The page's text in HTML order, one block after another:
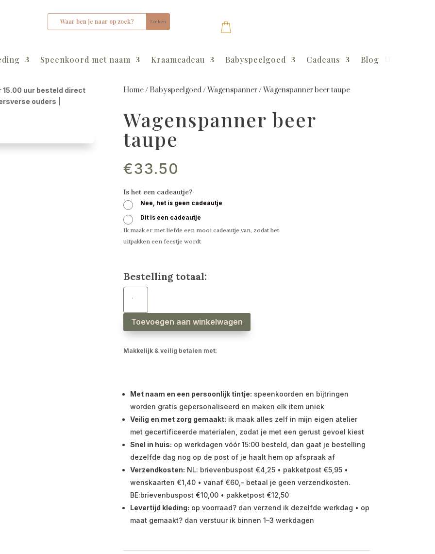
Speenkoord met naam Kraamcadeau Babyspeelgoed Cadeaus Blog
uur besteld direct
ouders |
Home/ Babyspeelgoed/Wagenspanner/Wagenspanner beer taupe
Wagenspanner beer
taupe
€33.50
Is het een cadeautje?
Nee, het is geen cadeautje
Dit is een cadeautje
Ik maak er met liefde een mooi cadeautje van, zodat het
uitpakken een feestje wordt
Bestelling totaal:
Wagenspanner
taupe
Toevoegen aan winkelwagen
Makkelijk & veilig betalen met:
Met naam en een persoonlijk tintje: speenkoorden en bijtringen
worden gratis gepersonaliseerd en maken elk item uniek
Veilig en met zorg gemaakt: ik maak alles zelf in mijn eigen atelier
met gecertificeerde materialen, zodat je met een gerust gevoel kiest
Snel in huis: op werkdagen vóór 15:00 besteld, dan gaat je bestelling
dezelfde dag nog op de post of je haalt hem op afspraak af
Verzendkosten: NL: brievenbuspost €4,25 • pakketpost €5,95 •
wenskaarten €1,40 • vanaf €60,- betaal je geen verzendkosten.
BE:brievenbuspost €10,00 • pakketpost €12,50
Levertijd kleding: op voorraad? dan verzend ik dezelfde werkdag • op
maat gemaakt? dan verstuur ik binnen 1–3 werkdagen